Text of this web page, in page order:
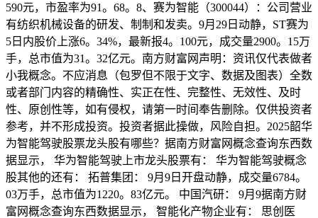
590元，市盈率为91。68。8、赛为智能（300044）：公司营业
有纺织机械设备的研发、制制和发卖。9月29日动静，ST赛为
5日内股价上涨6。34%，最新报4。100元，成交量2900。15万
手，总市值为31。32亿元。南方财富网声明：资讯仅代表做者
小我概念。不应消息（包罗但不限于文字、数据及图表）全数
或者部门内容的精确性、实正在性、完整性、无效性、及时
性、原创性等，如有侵权，请第一时间奉告删除。仅供投资者
参考，并不形成投资。投资者据此操做，风险自担。2025韶华
为智能驾驶股票龙头股有哪些？据南方财富网概念查询东西数
据显示， 华为智能驾驶上市龙头股票有： 华为智能驾驶概念
股其他的还有： 拓普集团： 9月9日开盘动静，成交量6784。
03万手，总市值为1220。83亿元。 中国汽研： 9月9据南方财
富网概念查询东西数据显示， 智能化产物企业有： 思创医